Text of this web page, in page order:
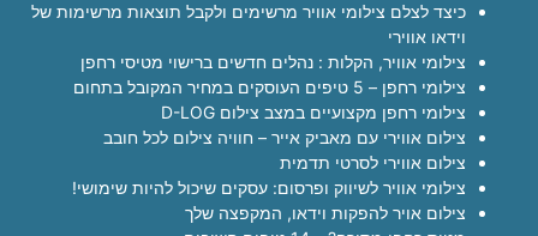
כיצד לצלם צילומי אוויר מרשימים ולקבל תוצאות מרשימות של
וידאו אווירי
צילומי אוויר, הקלות : נהלים חדשים ברישוי מטיסי רחפן
צילומי רחפן – 5 טיפים העוסקים במחיר המקובל בתחום
צילומי רחפן מקצועיים במצב צילום D-LOG
צילום אווירי עם מאביק אייר – חוויה צילום לכל חובב
צילום אווירי לסרטי תדמית
צילומי אוויר לשיווק ופרסום: עסקים שיכול להיות שימושי!
צילום אויר להפקות וידאו, המקפצה שלך